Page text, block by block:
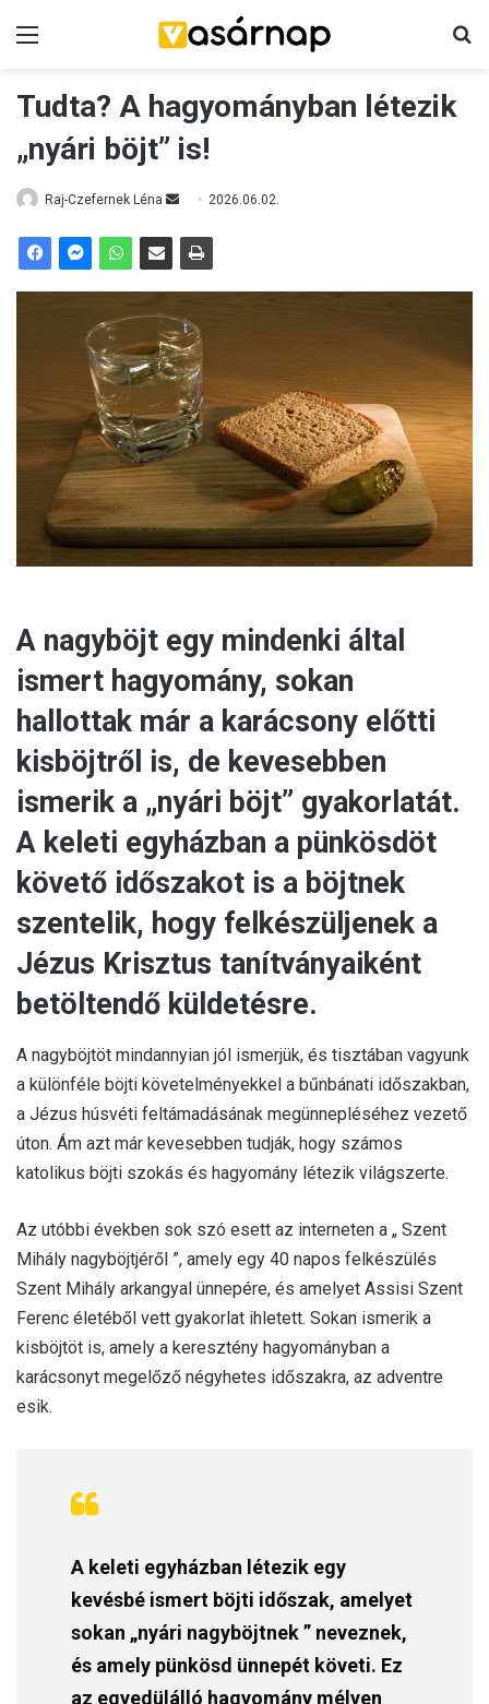
Tudta? A hagyományban létezik
„nyári böjt” is!
Raj-Czefernek Léna
n
e
m
a
i
2026.06.02.
A nagyböjt egy mindenki által
ismert hagyomány, sokan
hallottak már a karácsony előtti
kisböjtről is, de kevesebben
ismerik a „nyári böjt” gyakorlatát.
A keleti egyházban a pünkösdöt
követő időszakot is a böjtnek
szentelik, hogy felkészüljenek a
Jézus Krisztus tanítványaiként
betöltendő küldetésre.
A nagyböjtöt mindannyian jól ismerjük, és tisztában vagyunk
a különféle böjti követelményekkel a bűnbánati időszakban,
a Jézus húsvéti feltámadásának megünnepléséhez vezető
úton. Ám azt már kevesebben tudják, hogy számos
katolikus böjti szokás és hagyomány létezik világszerte.
Az utóbbi években sok szó esett az interneten a „ Szent
Mihály nagyböjtjéről ”, amely egy 40 napos felkészülés
Szent Mihály arkangyal ünnepére, és amelyet Assisi Szent
Ferenc életéből vett gyakorlat ihletett. Sokan ismerik a
kisböjtöt is, amely a keresztény hagyományban a
karácsonyt megelőző négyhetes időszakra, az adventre
esik.
A keleti egyházban létezik egy
kevésbé ismert böjti időszak, amelyet
sokan „nyári nagyböjtnek ” neveznek,
és amely pünkösd ünnepét követi. Ez
az egyedülálló hagyomány mélyen